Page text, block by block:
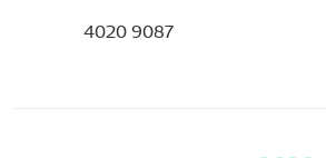
4020 9087